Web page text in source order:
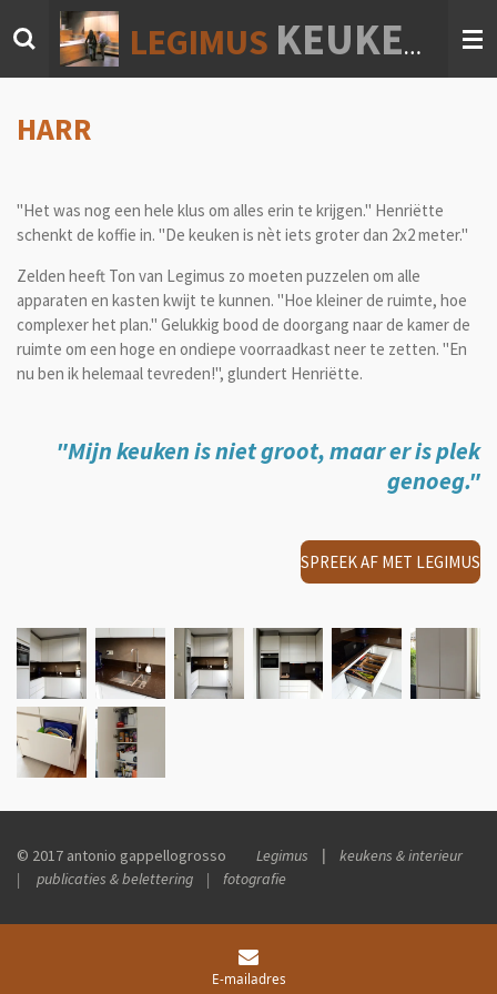
direct
hoofdinhoud
LEGIMUS KEUKEN & INTERIEUR
HARR
"Het was nog een hele klus om alles erin te krijgen." Henriëtte
schenkt de koffie in. "De keuken is nèt iets groter dan 2x2 meter."
Zelden heeft Ton van Legimus zo moeten puzzelen om alle
apparaten en kasten kwijt te kunnen. "Hoe kleiner de ruimte, hoe
complexer het plan." Gelukkig bood de doorgang naar de kamer de
ruimte om een hoge en ondiepe voorraadkast neer te zetten. "En
nu ben ik helemaal tevreden!", glundert Henriëtte.
"Mijn keuken is niet groot, maar er is plek
genoeg."
SPREEK AF MET LEGIMUS
© 2017 antonio gappellogrosso Legimus |
keukens & interieur
| publicaties & belettering | fotografie
E-mailadres